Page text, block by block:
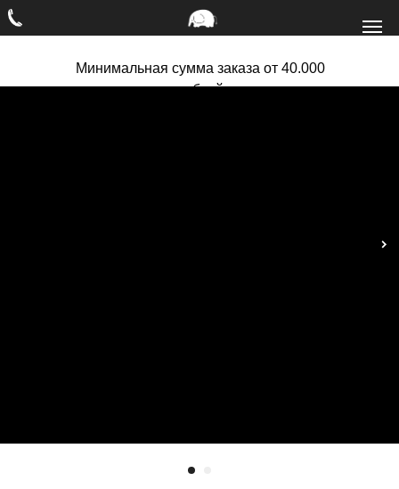
Минимальная сумма заказа от 40.000
рублей